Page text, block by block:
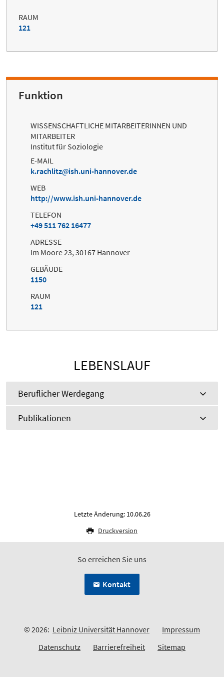
RAUM
121
Funktion
WISSENSCHAFTLICHE MITARBEITERINNEN UND
MITARBEITER
Institut für Soziologie
E-MAIL
k.rachlitz
ish.uni-hannover.de
WEB
http://www.ish.uni-hannover.de
TELEFON
+49 511 762 16477
ADRESSE
Im Moore 23, 30167 Hannover
GEBÄUDE
1150
RAUM
121
LEBENSLAUF
Beruflicher Werdegang
Publikationen
Letzte Änderung: 10.06.26
Druckversion
So erreichen Sie uns
Kontakt
© 2026: Leibniz Universität Hannover
Impressum
Datenschutz
Barrierefreiheit Sitemap